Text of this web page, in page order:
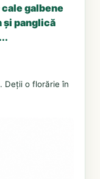
galbene
și panglică
Deții o florărie în